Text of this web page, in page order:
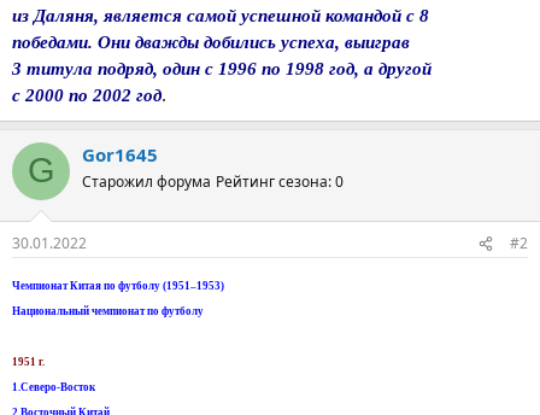
из Даляня, является самой успешной командой с 8
победами. Они дважды добились успеха, выиграв
3 титула подряд, один с 1996 по 1998 год, а другой
с 2000 по 2002 год.
G Gor1645
Старожил форума Рейтинг сезона: 0
30.01.2022 #2
Чемпионат Китая по футболу (1951–1953)
Национальный чемпионат по футболу
1951 г.
1.Северо-Восток
2.Восточный Китай